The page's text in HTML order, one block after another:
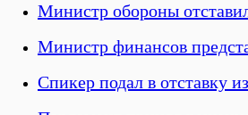
Министр обороны
Министр финансов
Спикер подал в отставку